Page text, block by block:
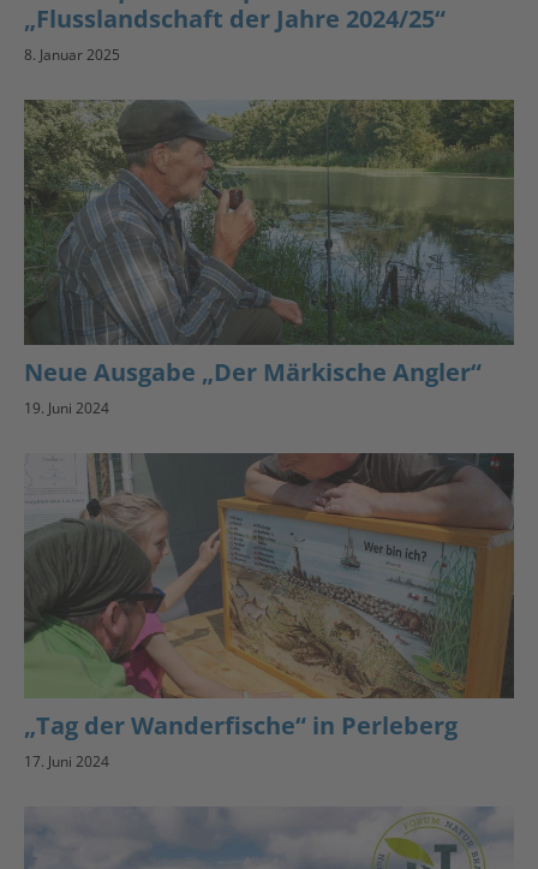
„Flusslandschaft der Jahre 2024/25“
8. Januar 2025
Neue Ausgabe „Der Märkische Angler“
19. Juni 2024
„Tag der Wanderfische“ in Perleberg
17. Juni 2024